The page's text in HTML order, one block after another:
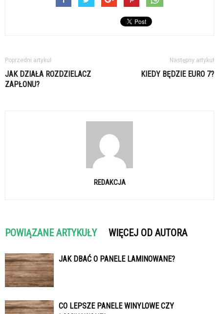
Poprzedni artykuł
JAK DZIAŁA ROZDZIELACZ
ZAPŁONU?
Następny artykuł
KIEDY BĘDZIE EURO 7?
REDAKCJA
POWIĄZANE ARTYKUŁY WIĘCEJ OD AUTORA
JAK DBAĆ O PANELE LAMINOWANE?
CO LEPSZE PANELE WINYLOWE CZY